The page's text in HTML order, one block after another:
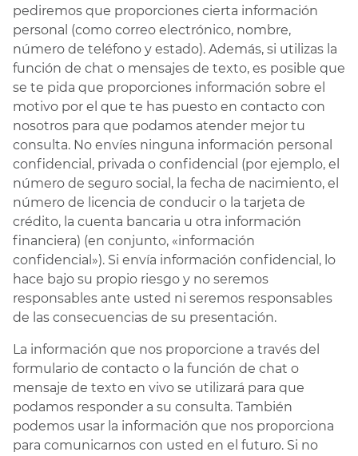
pediremos que proporciones cierta información
personal (como correo electrónico, nombre,
número de teléfono y estado). Además, si utilizas la
función de chat o mensajes de texto, es posible que
se te pida que proporciones información sobre el
motivo por el que te has puesto en contacto con
nosotros para que podamos atender mejor tu
consulta. No envíes ninguna información personal
confidencial, privada o confidencial (por ejemplo, el
número de seguro social, la fecha de nacimiento, el
número de licencia de conducir o la tarjeta de
crédito, la cuenta bancaria u otra información
financiera) (en conjunto, «información
confidencial»). Si envía información confidencial, lo
hace bajo su propio riesgo y no seremos
responsables ante usted ni seremos responsables
de las consecuencias de su presentación.
La información que nos proporcione a través del
formulario de contacto o la función de chat o
mensaje de texto en vivo se utilizará para que
podamos responder a su consulta. También
podemos usar la información que nos proporciona
para comunicarnos con usted en el futuro. Si no